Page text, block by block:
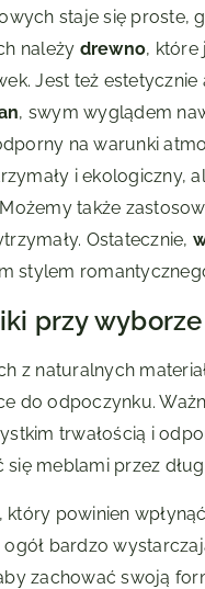
staje się proste,
należy drewno, które
Jest też
, swym wyglądem
na warunki
i ekologiczny,
także
Ostatecznie,
stylem
przy
z naturalnych
do odpoczynku.
trwałością i
meblami przez
który powinien
bardzo
zachować swoją